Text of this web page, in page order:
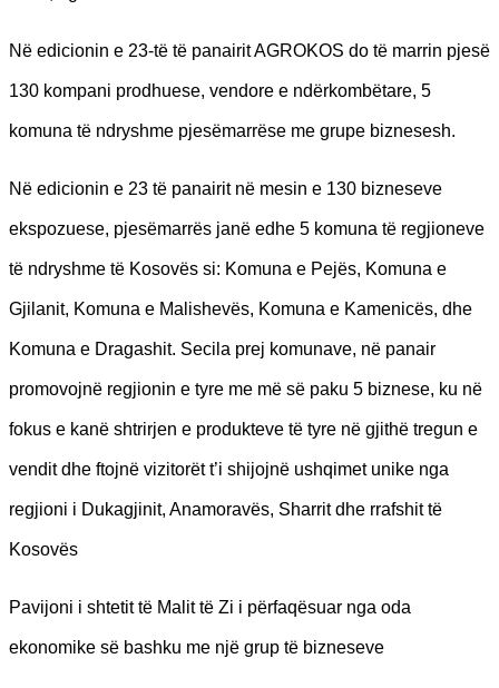
Në edicionin e 23-të të panairit AGROKOS do të marrin pjesë
130 kompani prodhuese, vendore e ndërkombëtare, 5
komuna të ndryshme pjesëmarrëse me grupe biznesesh.
Në edicionin e 23 të panairit në mesin e 130 bizneseve
ekspozuese, pjesëmarrës janë edhe 5 komuna të regjioneve
të ndryshme të Kosovës si: Komuna e Pejës, Komuna e
Gjilanit, Komuna e Malishevës, Komuna e Kamenicës, dhe
Komuna e Dragashit. Secila prej komunave, në panair
promovojnë regjionin e tyre me më së paku 5 biznese, ku në
fokus e kanë shtrirjen e produkteve të tyre në gjithë tregun e
vendit dhe ftojnë vizitorët t’i shijojnë ushqimet unike nga
regjioni i Dukagjinit, Anamoravës, Sharrit dhe rrafshit të
Kosovës
Pavijoni i shtetit të Malit të Zi i përfaqësuar nga oda
ekonomike së bashku me një grup të bizneseve